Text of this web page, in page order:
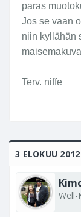
paras
Jos se vaan
niin kyllähän
Terv. niffe
3 ELOKUU 2012